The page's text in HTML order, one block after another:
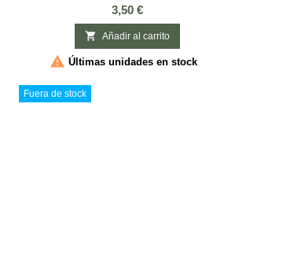
de la marca Finum son una opción ideal para
aquellos que desean disfrutar del verdadero
aroma de su té sin preocuparse por los aditivos
químicos. Fabricados con pulpa de abacá,
celulosa y sellado de fibra, estos filtros están
Precio
3,50 €
 Añadir al carrito
 Últimas unidades en stock
Fuera de stock